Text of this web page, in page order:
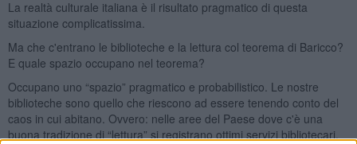
La realtà culturale italiana è il risultato pragmatico di questa
situazione complicatissima.
Ma che c'entrano le biblioteche e la lettura col teorema di Baricco?
E quale spazio occupano nel teorema?
Occupano uno “spazio” pragmatico e probabilistico. Le nostre
biblioteche sono quello che riescono ad essere tenendo conto del
caos in cui abitano. Ovvero: nelle aree del Paese dove c'è una
buona tradizione di “lettura” si registrano ottimi servizi bibliotecari.